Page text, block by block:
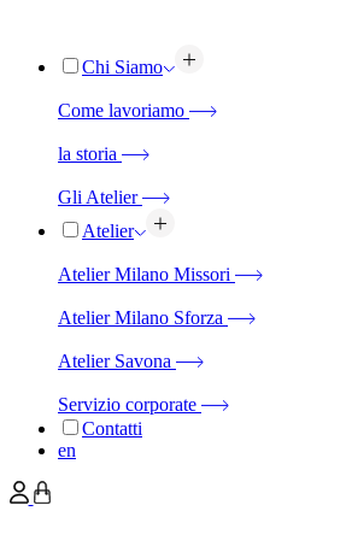
Chi Siamo
Come lavoriamo
la storia
Gli Atelier
Atelier
Atelier Milano Missori
Atelier Milano Sforza
Atelier Savona
Servizio corporate
Contatti
en